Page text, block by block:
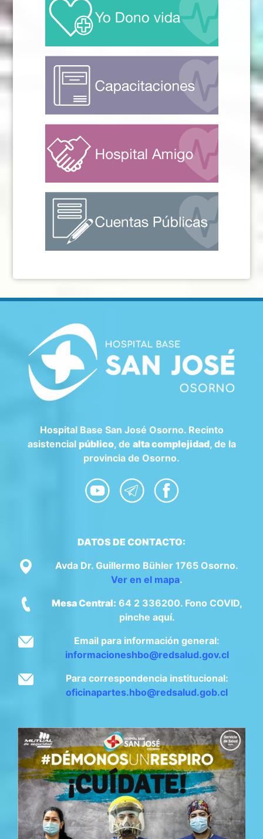
Hospital Base San José Osorno. Recinto
asistencial público, de alta complejidad, de la
provincia de Osorno.
DATOS DE CONTACTO:
Avda Dr. Guillermo Bühler 1765 Osorno.
Ver en el mapa.
Mesa Central: 64 2 336200. Fono COVID,
pinche aquí.
Email para información general:
informacioneshbo@redsalud.gov.cl
Para correspondencia institucional:
oficinapartes.hbo@redsalud.gob.cl